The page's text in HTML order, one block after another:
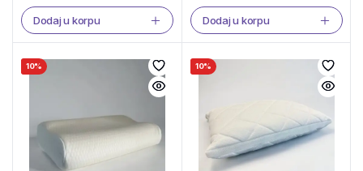
Dodaj u korpu Dodaj u korpu
10% 10%